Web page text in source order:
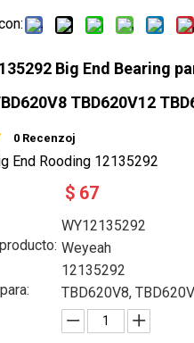
Big End Bearing
TBD620V12
0 Recenzoj
End Rooding 12135292
$ 67
WY12135292
Weyeah
12135292
TBD620V8,